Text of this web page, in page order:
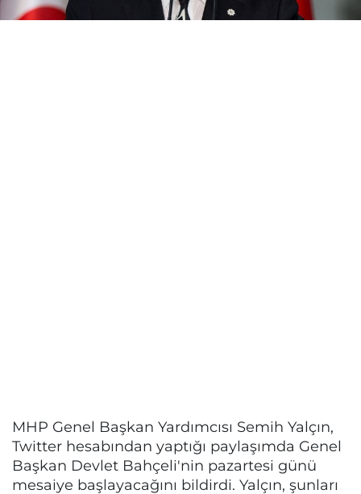
MHP Genel Başkan Yardımcısı Semih Yalçın,
Twitter hesabından yaptığı paylaşımda Genel
Başkan Devlet Bahçeli'nin pazartesi günü
mesaiye başlayacağını bildirdi. Yalçın, şunları